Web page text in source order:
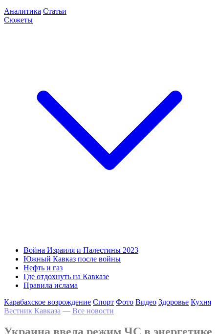
Аналитика Статьи
Сюжеты
Война Израиля и Палестины 2023
Южный Кавказ после войны
Нефть и газ
Где отдохнуть на Кавказе
Правила ислама
Карабахское возрождение Спорт Фото Видео Здоровье Кухня
Вестник Кавказа — Все новости